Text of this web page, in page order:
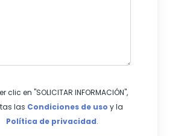
clic en "SOLICITAR INFORMACIÓN",
las Condiciones de uso y la
Política de privacidad.